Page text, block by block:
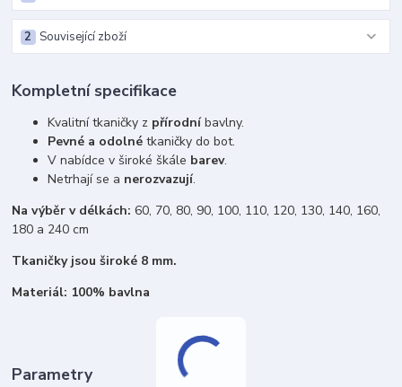
Související zboží
2
Kompletní specifikace
Kvalitní tkaničky z přírodníbavlny.
Pevné a odolnétkaničky do bot.
V nabídce v široké škále barev.
Netrhají se a nerozvazují.
Na výběr v délkách: 60, 70, 80, 90, 100, 110, 120, 130, 140, 160,
180 a 240 cm
Tkaničky jsou široké 8 mm.
Materiál: 100% bavlna
Parametry